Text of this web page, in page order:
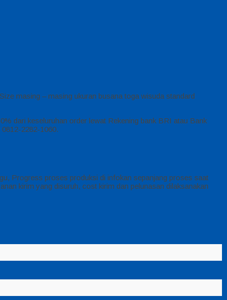
masing – masing ukuran busana toga wisuda standard
dari keseluruhan order lewat Rekening bank BRI atau Bank
2282-1060.
Progress proses produksi di infokan sepanjang proses saat
kirim yang disuruh, cost kirim dan pelunasan dilaksanakan